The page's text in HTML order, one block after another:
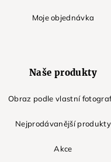
Moje objednávka
Naše produkty
Obraz podle vlastní
Nejprodávanější produkty
Akce